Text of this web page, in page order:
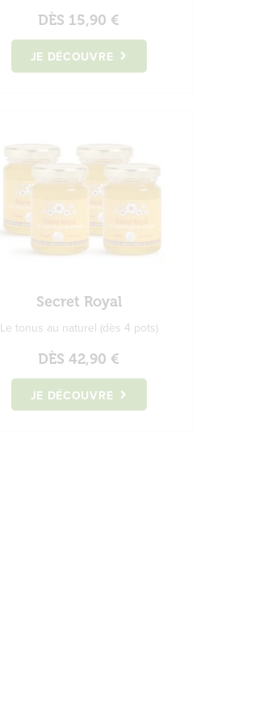
DÈS 15,90 €
JE DÉCOUVRE
Secret Royal
Le tonus au naturel (dès 4 pots)
DÈS 42,90 €
JE DÉCOUVRE